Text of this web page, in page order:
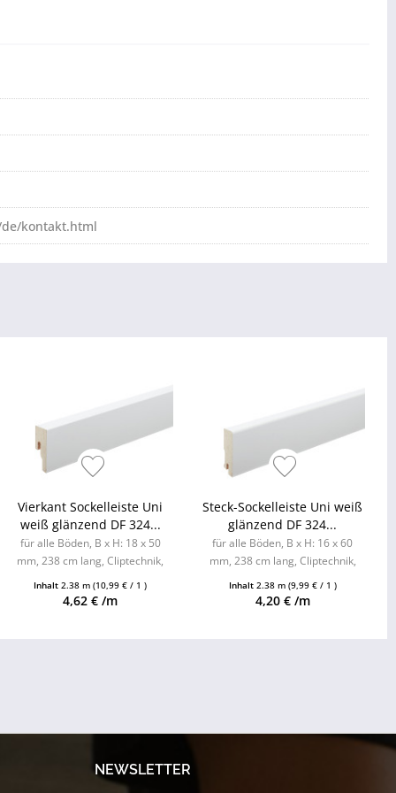
kontakt.html
Vierkant Sockelleiste Uni
weiß glänzend DF 324...
für alle Böden, B x H: 18 x 50
mm, 238 cm lang, Cliptechnik,
erhältlich
Inhalt2.38 m(10,99 € / 1 )
4,62 € /m
Steck-Sockelleiste Uni weiß
glänzend DF 324...
für alle Böden, B x H: 16 x 60
mm, 238 cm lang, Cliptechnik,
erhältlich
Inhalt 2.38 m (9,99 € / 1 )
4,20 € /m
NEWSLETTER